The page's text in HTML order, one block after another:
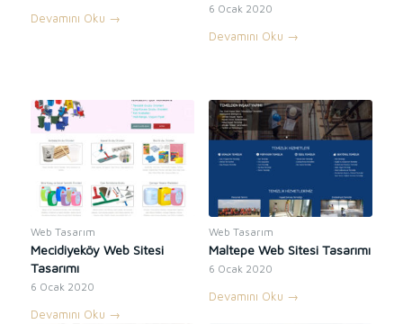
Devamını Oku →
6 Ocak 2020
Devamını Oku →
Web Tasarım
Mecidiyeköy Web Sitesi
Tasarımı
6 Ocak 2020
Devamını Oku →
Web Tasarım
Maltepe Web Sitesi Tasarımı
6 Ocak 2020
Devamını Oku →